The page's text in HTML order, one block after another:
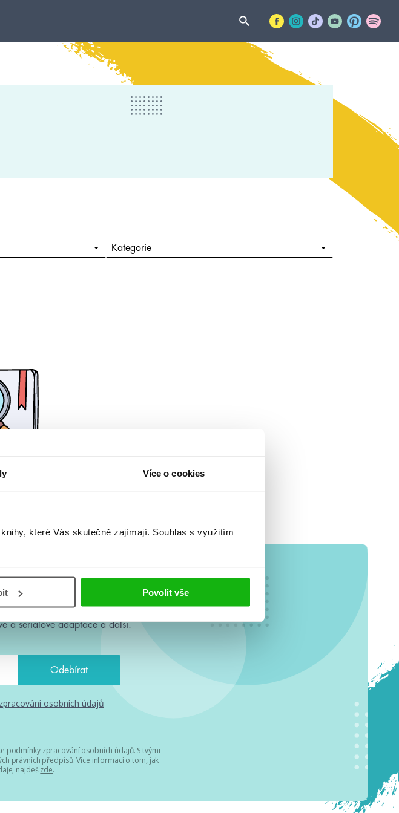
Více o cookies
které Vás skutečně zajímají. Souhlas s využitím
Povolit vše
Kategorie
a seriálové adaptace a další.
osobních údajů
podmínky zpracování osobních údajů. S tvými
právních předpisů. Více informací o tom, jak
najdeš zde.